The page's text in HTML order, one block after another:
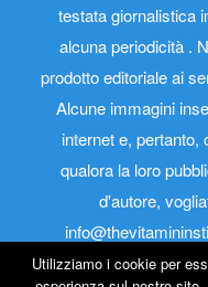
testata giornalistica
alcuna periodicità .
prodotto editoriale ai
Alcune immagini
internet e, pertanto,
qualora la loro
d'autore,
Utilizziamo i cookie per